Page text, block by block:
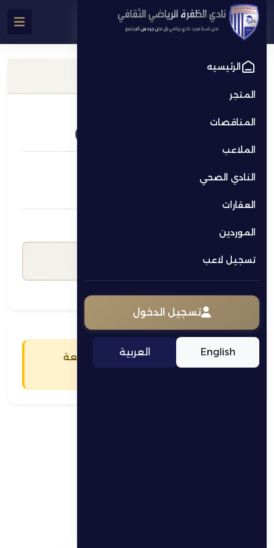
معلومات الملعب
الموقع
سعر الساعة (د.إ)
يجب عليك تسجيل الدخول للمتابعة
تسجيل الدخول
الرئيسيه
المتجر
المناقصات
الملاعب
النادي الصحي
العقارات
الموردين
تسجيل لاعب
تسجيل الدخول
English العربية